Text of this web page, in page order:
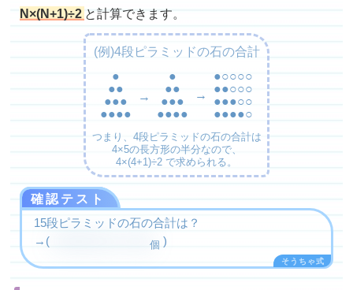
N×(N+1)÷2 と計算できます。
(例)4段ピラミッドの石の合計
●
●●
●●●
●●●●
→
●
●●
●●●
●●●●
→
●○○○○
●●○○○
●●●○○
●●●●○
つまり、4段ピラミッドの石の合計は
4×5の長方形の半分なので、
4×(4+1)÷2 で求められる。
確認テスト
15段ピラミッドの石の合計は？
→(
15×(15+1)÷2＝120個 )